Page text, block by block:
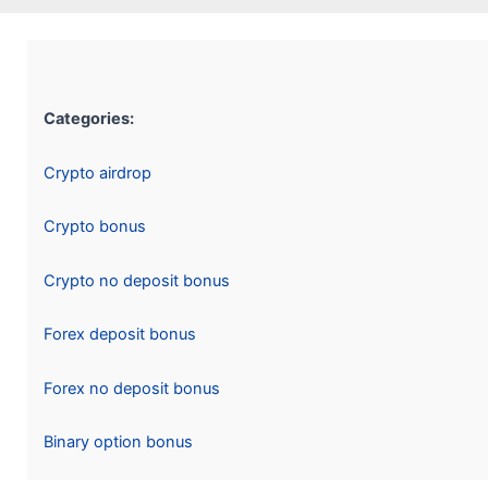
Categories:
Crypto airdrop
Crypto bonus
Crypto no deposit bonus
Forex deposit bonus
Forex no deposit bonus
Binary option bonus